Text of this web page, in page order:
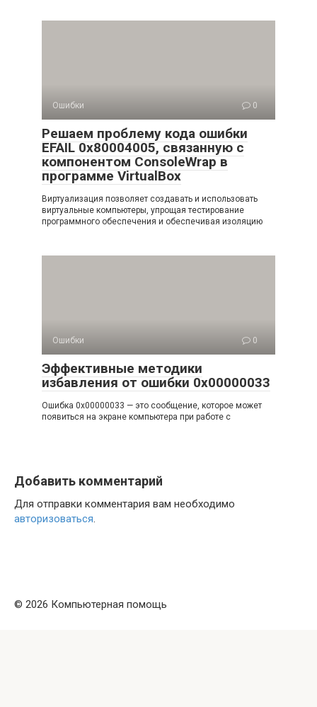
Ошибки 0
Решаем проблему кода ошибки
EFAIL 0x80004005, связанную с
компонентом ConsoleWrap в
программе VirtualBox
Виртуализация позволяет создавать и использовать
виртуальные компьютеры, упрощая тестирование
программного обеспечения и обеспечивая изоляцию
Ошибки 0
Эффективные методики
избавления от ошибки 0x00000033
Ошибка 0x00000033 — это сообщение, которое может
появиться на экране компьютера при работе с
Добавить комментарий
Для отправки комментария вам необходимо
авторизоваться.
© 2026 Компьютерная помощь